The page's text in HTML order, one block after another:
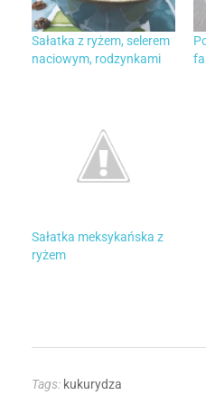
Sałatka z ryżem, selerem
naciowym, rodzynkami
Sałatka meksykańska z
ryżem
Tags: kukurydza